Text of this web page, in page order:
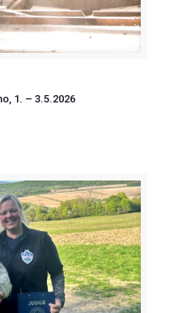
1. – 3.5.2026